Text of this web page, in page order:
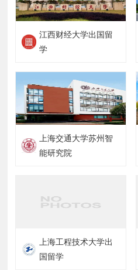
江西财经大学出国留
学
上海交通大学苏州智
能研究院
上海工程技术大学出
国留学